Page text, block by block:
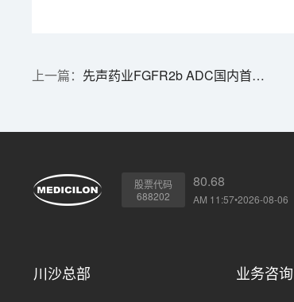
先声药业FGFR2b ADC国内首次获批临床 | 1分钟药闻速览
股票代码
688202
80.68
AM 11:57•2026-08-06
川沙总部 业务咨询